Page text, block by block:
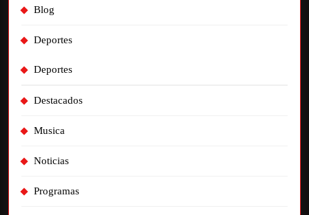
Blog
Deportes
Deportes
Destacados
Musica
Noticias
Programas